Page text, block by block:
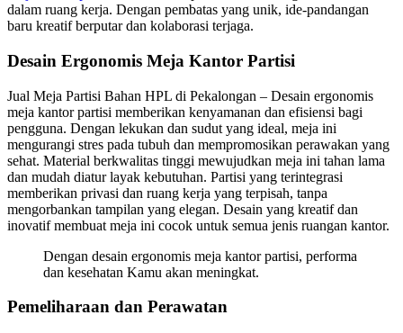
dalam ruang kerja. Dengan pembatas yang unik, ide-pandangan
baru kreatif berputar dan kolaborasi terjaga.
Desain Ergonomis Meja Kantor Partisi
Jual Meja Partisi Bahan HPL di Pekalongan – Desain ergonomis
meja kantor partisi memberikan kenyamanan dan efisiensi bagi
pengguna. Dengan lekukan dan sudut yang ideal, meja ini
mengurangi stres pada tubuh dan mempromosikan perawakan yang
sehat. Material berkwalitas tinggi mewujudkan meja ini tahan lama
dan mudah diatur layak kebutuhan. Partisi yang terintegrasi
memberikan privasi dan ruang kerja yang terpisah, tanpa
mengorbankan tampilan yang elegan. Desain yang kreatif dan
inovatif membuat meja ini cocok untuk semua jenis ruangan kantor.
Dengan desain ergonomis meja kantor partisi, performa
dan kesehatan Kamu akan meningkat.
Pemeliharaan dan Perawatan